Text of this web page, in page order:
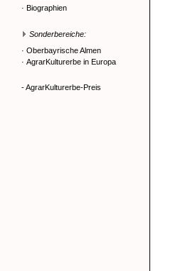
· Biographien
Sonderbereiche:
· Oberbayrische Almen
· AgrarKulturerbe in Europa
- AgrarKulturerbe-Preis